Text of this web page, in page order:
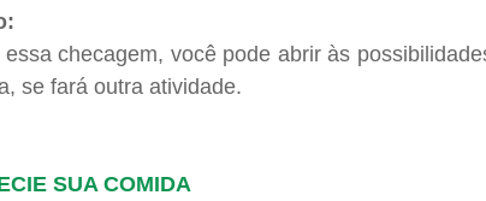
checagem, você pode abrir às
se fará outra atividade.
SUA COMIDA